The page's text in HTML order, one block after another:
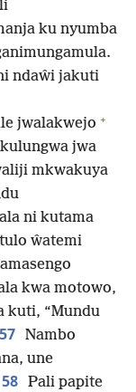
ku nyumba
ndaŵi jakuti
jwalakwejo +
jwa
mkwakuya
ni kutama
ŵatemi
kwa motowo,
kuti, “Mundu
57 Nambo
une
58 Pali papite